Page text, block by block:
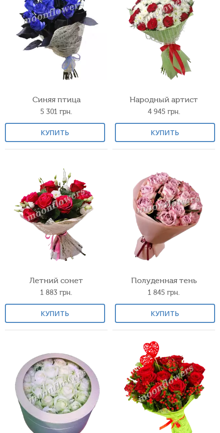
Синяя птица
5 301 грн.
КУПИТЬ
Народный артист
4 945 грн.
КУПИТЬ
Летний сонет
1 883 грн.
КУПИТЬ
Полуденная тень
1 845 грн.
КУПИТЬ